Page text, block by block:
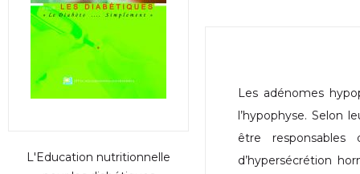
Les adénomes
l’hypophyse. Selon
être responsables
d’hypersécrétion
L'Education nutritionnelle